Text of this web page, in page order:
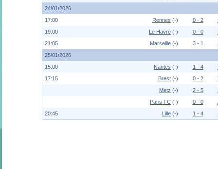
24/01/2026
17:00
Rennes (-) 0 - 2
19:00
Le Havre (-) 0 - 0
21:05
Marseille (-) 3 - 1
25/01/2026
15:00
Nantes (-) 1 - 4
17:15
Brest (-) 0 - 2
Metz (-) 2 - 5
Paris FC (-) 0 - 0
20:45
Lille (-) 1 - 4